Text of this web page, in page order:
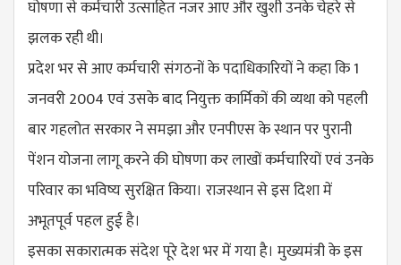
घोषणा से कर्मचारी उत्साहित नजर आए और खुशी उनके चेहरे से
झलक रही थी।
प्रदेश भर से आए कर्मचारी संगठनों के पदाधिकारियों ने कहा कि 1
जनवरी 2004 एवं उसके बाद नियुक्त कार्मिकों की व्यथा को पहली
बार गहलोत सरकार ने समझा और एनपीएस के स्थान पर पुरानी
पेंशन योजना लागू करने की घोषणा कर लाखों कर्मचारियों एवं उनके
परिवार का भविष्य सुरक्षित किया। राजस्थान से इस दिशा में
अभूतपूर्व पहल हुई है।
इसका सकारात्मक संदेश पूरे देश भर में गया है। मुख्यमंत्री के इस